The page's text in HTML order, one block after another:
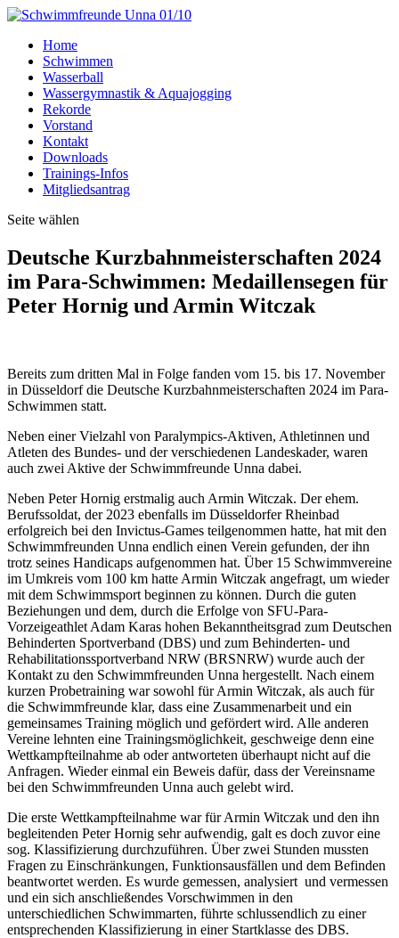
Home
Schwimmen
Wasserball
Wassergymnastik & Aquajogging
Rekorde
Vorstand
Kontakt
Downloads
Trainings-Infos
Mitgliedsantrag
Seite wählen
Deutsche Kurzbahnmeisterschaften 2024
im Para-Schwimmen: Medaillensegen für
Peter Hornig und Armin Witczak
Bereits zum dritten Mal in Folge fanden vom 15. bis 17. November
in Düsseldorf die Deutsche Kurzbahnmeisterschaften 2024 im Para-
Schwimmen statt.
Neben einer Vielzahl von Paralympics-Aktiven, Athletinnen und
Atleten des Bundes- und der verschiedenen Landeskader, waren
auch zwei Aktive der Schwimmfreunde Unna dabei.
Neben Peter Hornig erstmalig auch Armin Witczak. Der ehem.
Berufssoldat, der 2023 ebenfalls im Düsseldorfer Rheinbad
erfolgreich bei den Invictus-Games teilgenommen hatte, hat mit den
Schwimmfreunden Unna endlich einen Verein gefunden, der ihn
trotz seines Handicaps aufgenommen hat. Über 15 Schwimmvereine
im Umkreis vom 100 km hatte Armin Witczak angefragt, um wieder
mit dem Schwimmsport beginnen zu können. Durch die guten
Beziehungen und dem, durch die Erfolge von SFU-Para-
Vorzeigeathlet Adam Karas hohen Bekanntheitsgrad zum Deutschen
Behinderten Sportverband (DBS) und zum Behinderten- und
Rehabilitationssportverband NRW (BRSNRW) wurde auch der
Kontakt zu den Schwimmfreunden Unna hergestellt. Nach einem
kurzen Probetraining war sowohl für Armin Witczak, als auch für
die Schwimmfreunde klar, dass eine Zusammenarbeit und ein
gemeinsames Training möglich und gefördert wird. Alle anderen
Vereine lehnten eine Trainingsmöglichkeit, geschweige denn eine
Wettkampfteilnahme ab oder antworteten überhaupt nicht auf die
Anfragen. Wieder einmal ein Beweis dafür, dass der Vereinsname
bei den Schwimmfreunden Unna auch gelebt wird.
Die erste Wettkampfteilnahme war für Armin Witczak und den ihn
begleitenden Peter Hornig sehr aufwendig, galt es doch zuvor eine
sog. Klassifizierung durchzuführen. Über zwei Stunden mussten
Fragen zu Einschränkungen, Funktionsausfällen und dem Befinden
beantwortet werden. Es wurde gemessen, analysiert und vermessen
und ein sich anschließendes Vorschwimmen in den
unterschiedlichen Schwimmarten, führte schlussendlich zu einer
entsprechenden Klassifizierung in einer Startklasse des DBS.